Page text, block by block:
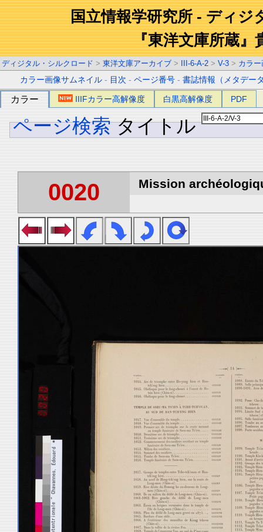
国立情報学研究所 - ディジ
『東洋文庫所蔵』
ディジタル・シルクロード > 東洋文庫アーカイブ > III-6-A-2 > V-3 > カラ
カラー画像サムネイル - 目次 -ページ番号 -書誌情報（メタデー
カラー IIIFカラー高解像度 白黒高解像度 PDF
ページ検索 タイトル
0020 Mission